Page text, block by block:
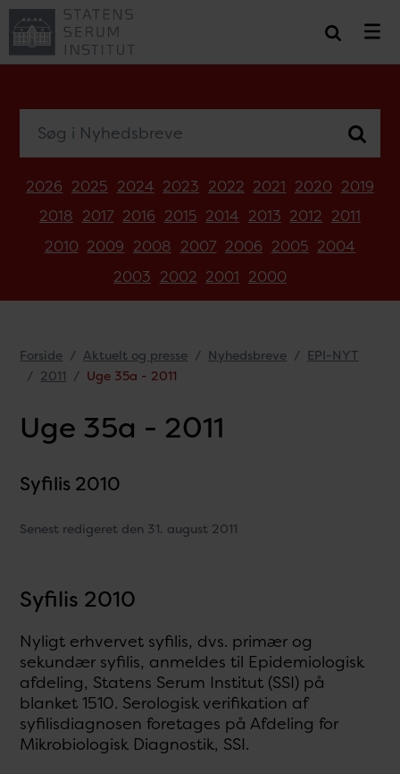
2026 2025 2024 2023 2022 2021 2020 2019
2018 2017 2016 2015 2014 2013 2012 2011
2010 2009 2008 2007 2006 2005 2004
2003 2002 2001 2000
Forside Aktuelt og presse Nyhedsbreve
EPI-NYT
2011
Uge 35a - 2011
Uge 35a - 2011
Syfilis 2010
Senest redigeret den 31. august 2011
Syfilis 2010
Nyligt erhvervet syfilis, dvs. primær og
sekundær syfilis, anmeldes til Epidemiologisk
afdeling, Statens Serum Institut (SSI) på
blanket 1510. Serologisk verifikation af
syfilisdiagnosen foretages på Afdeling for
Mikrobiologisk Diagnostik, SSI.